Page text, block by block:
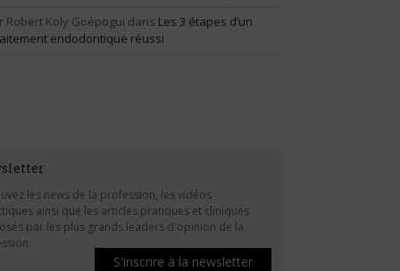
Robert Koly Goépogui dans Les 3 étapes d’un
endodontique réussi
les news de la profession, les vidéos
ainsi que les articles pratiques et cliniques
par les plus grands leaders d'opinion de la
S'inscrire à la newsletter